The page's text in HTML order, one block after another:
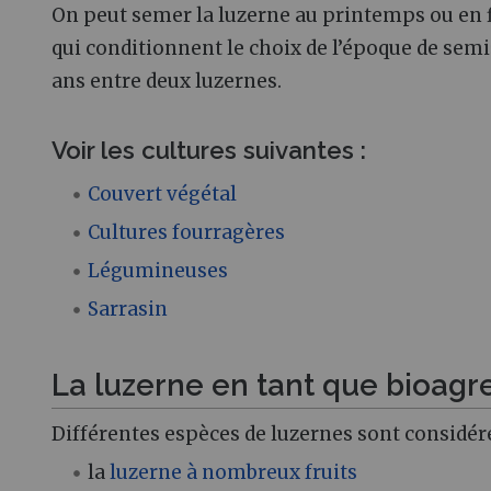
On peut semer la luzerne au printemps ou en
qui conditionnent le choix de l’époque de
ans entre deux luzernes.
Voir les cultures suivantes :
Couvert végétal
Cultures fourragères
Légumineuses
Sarrasin
La luzerne en tant que
Différentes espèces de luzernes sont
laluzerne à nombreux fruits